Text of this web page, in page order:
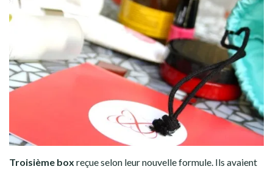
Troisième box reçue selon leur nouvelle formule. Ils avaient